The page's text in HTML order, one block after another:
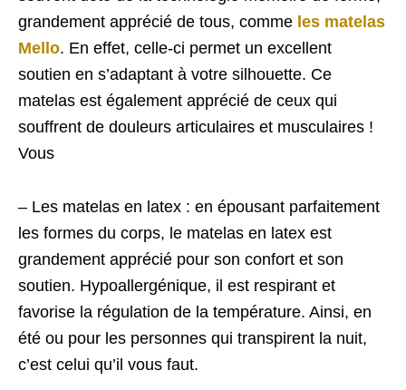
grandement apprécié de tous, comme les matelas
Mello. En effet, celle-ci permet un excellent
soutien en s’adaptant à votre silhouette. Ce
matelas est également apprécié de ceux qui
souffrent de douleurs articulaires et musculaires !
Vous
– Les matelas en latex : en épousant parfaitement
les formes du corps, le matelas en latex est
grandement apprécié pour son confort et son
soutien. Hypoallergénique, il est respirant et
favorise la régulation de la température. Ainsi, en
été ou pour les personnes qui transpirent la nuit,
c’est celui qu’il vous faut.